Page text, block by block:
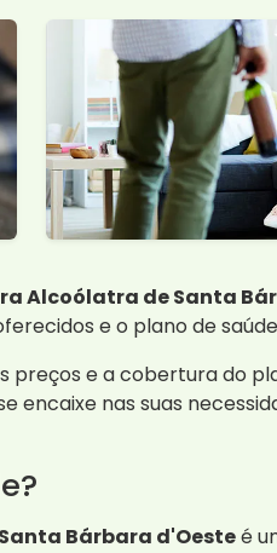
Alcoólatra de Santa
e o plano de
e a cobertura do
nas suas
Bárbara d'Oesteé